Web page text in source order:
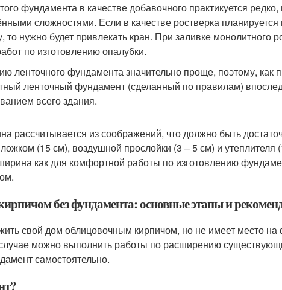
фундамента в качестве добавочного практикуется
сложностями. Если в качестве ростверка планируется
то нужно будет привлекать кран. При заливке монолитного
по изготовлению опалубки.
ленточного фундамента значительно проще, поэтому,
ленточный фундамент (сделанный по правилам)
всего здания.
рассчитывается из соображений, что должно быть
(15 см), воздушной прослойки (3 – 5 см) и утеплителя
как для комфортной работы по изготовлению
без фундамента: основные этапы и
свой дом облицовочным кирпичом, но не имеет место на
можно выполнить работы по расширению
самостоятельно.